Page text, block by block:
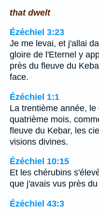
that dwelt
Ézéchiel 3:23
Je me levai, et j'allai
gloire de l'Eternel y
près du fleuve du
face.
Ézéchiel 1:1
La trentième année,
quatrième mois,
fleuve du Kebar, les
visions divines.
Ézéchiel 10:15
Et les chérubins
que j'avais vus près
Ézéchiel 43:3